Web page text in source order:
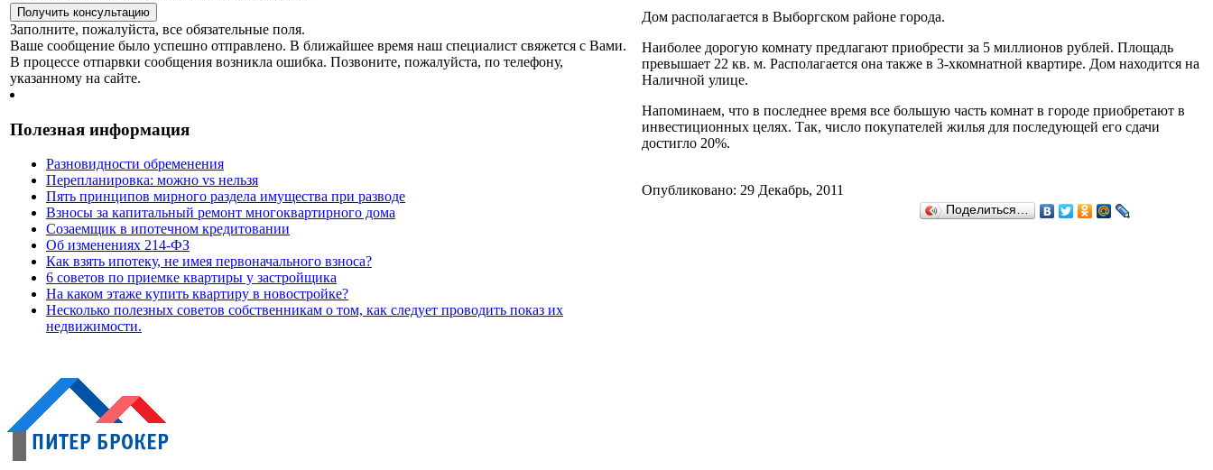
Заполните, пожалуйста, все обязательные поля.
Ваше сообщение было успешно отправлено. В ближайшее время наш специалист свяжется с Вами.
В процессе отпарвки сообщения возникла ошибка. Позвоните, пожалуйста, по телефону,
указанному на сайте.
Полезная информация
Разновидности обременения
Перепланировка: можно vs нельзя
Пять принципов мирного раздела имущества при разводе
Взносы за капитальный ремонт многоквартирного дома
Созаемщик в ипотечном кредитовании
Об изменениях 214-ФЗ
Как взять ипотеку, не имея первоначального взноса?
6 советов по приемке квартиры у застройщика
На каком этаже купить квартиру в новостройке?
Несколько полезных советов собственникам о том, как следует проводить показ их
недвижимости.
Дом располагается в Выборгском районе города.
Наиболее дорогую комнату предлагают приобрести за 5 миллионов рублей. Площадь
превышает 22 кв. м. Располагается она также в 3-хкомнатной квартире. Дом находится на
Наличной улице.
Напоминаем, что в последнее время все большую часть комнат в городе приобретают в
инвестиционных целях. Так, число покупателей жилья для последующей его сдачи
достигло 20%.
Опубликовано: 29 Декабрь, 2011
Поделиться…